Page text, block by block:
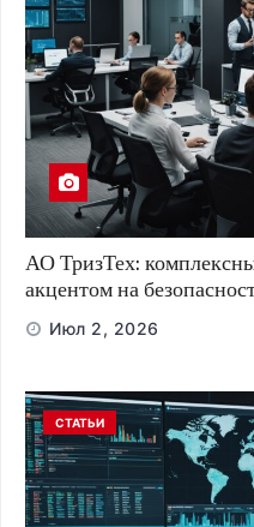
АО ТризТех:
акцентом на
Июл 2, 2026
СТАТЬИ